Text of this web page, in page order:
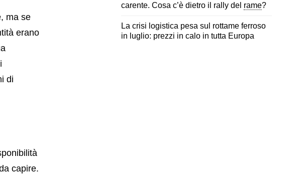
ma se
erano
di
capire.
carente. Cosa c’è dietro il rally del rame?
La crisi logistica pesa sul rottame ferroso
in luglio: prezzi in calo in tutta Europa